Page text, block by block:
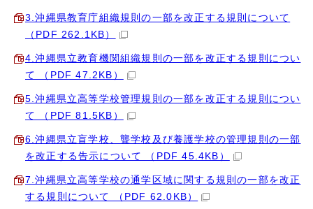
3.沖縄県教育庁組織規則の一部を改正する規則について
（PDF 262.1KB）
4.沖縄県立教育機関組織規則の一部を改正する規則につい
て （PDF 47.2KB）
5.沖縄県立高等学校管理規則の一部を改正する規則につい
て （PDF 81.5KB）
6.沖縄県立盲学校、聾学校及び養護学校の管理規則の一部
を改正する告示について （PDF 45.4KB）
7.沖縄県立高等学校の通学区域に関する規則の一部を改正
する規則について （PDF 62.0KB）